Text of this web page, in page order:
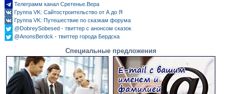
Телеграмм канал Сретенье.Вера
Группа VK: Сайтостроительство от А до Я
Группа VK: Путешествие по сказкам форума
@DobreySobesed - твиттер с анонсом сказок
@AnonsBerdck - твиттер города Бердска
Специальные предложения